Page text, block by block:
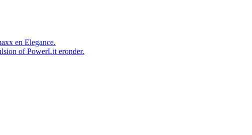
en Elegance.
of PowerLit eronder.